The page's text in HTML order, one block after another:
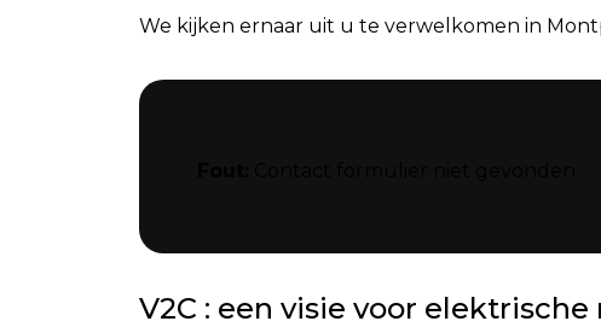
We kijken ernaar uit u te verwelkomen in
V2C : een visie voor